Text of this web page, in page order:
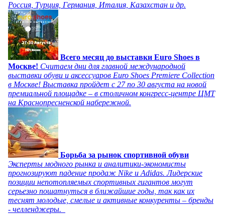
Россия, Турция, Германия, Италия, Казахстан и др.
Всего месяц до выставки Euro Shoes в
Москве! Считаем дни для главной международной
выставки обуви и аксессуаров Euro Shoes Premiere Collection
в Москве! Выставка пройдет с 27 по 30 августа на новой
премиальной площадке – в столичном конгресс-центре ЦМТ
на Краснопресненской набережной.
Борьба за рынок спортивной обуви
Эксперты модного рынка и аналитики-экономисты
прогнозируют падение продаж Nike и Adidas. Лидерские
позиции непотопляемых спортивных гигантов могут
серьезно пошатнуться в ближайшие годы, так как их
теснят молодые, смелые и активные конкуренты – бренды
- челленджеры.